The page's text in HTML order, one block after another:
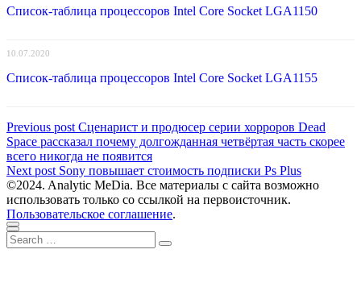
Список-таблица процессоров Intel Core Socket LGA1150
10.07.2020
Список-таблица процессоров Intel Core Socket LGA1155
Навигация
по
записям
Previous post Previous
post:
Сценарист и продюсер серии хорроров Dead
Space рассказал почему долгожданная четвёртая часть скорее
всего никогда не появится
Next post Next
post:
Sony повышает стоимость подписки Ps Plus
©2024. Analytic MeDia. Все материалы с сайта возможно
использовать только со ссылкой на первоисточник.
Пользовательское соглашение.
Scroll
to
Close
Search
for:
Search